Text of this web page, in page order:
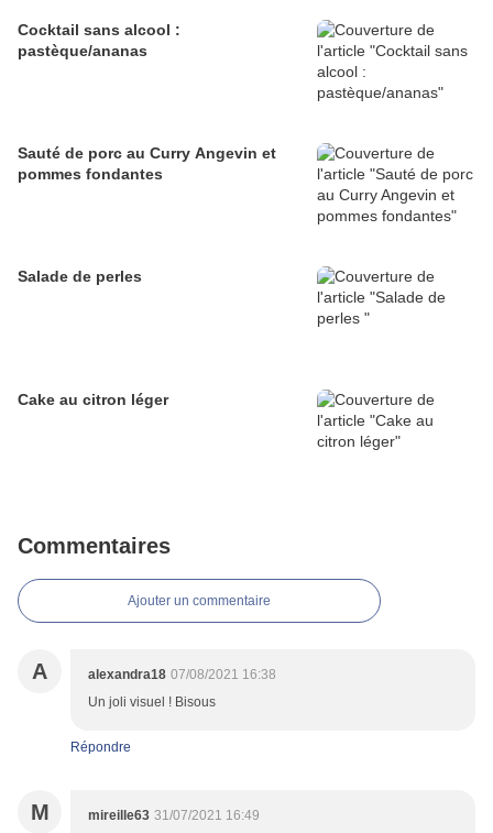
Cocktail sans alcool :
pastèque/ananas
Sauté de porc au Curry Angevin et
pommes fondantes
Salade de perles
Cake au citron léger
Commentaires
Ajouter un commentaire
A alexandra18 07/08/2021 16:38
Un joli visuel ! Bisous
Répondre
M mireille63 31/07/2021 16:49